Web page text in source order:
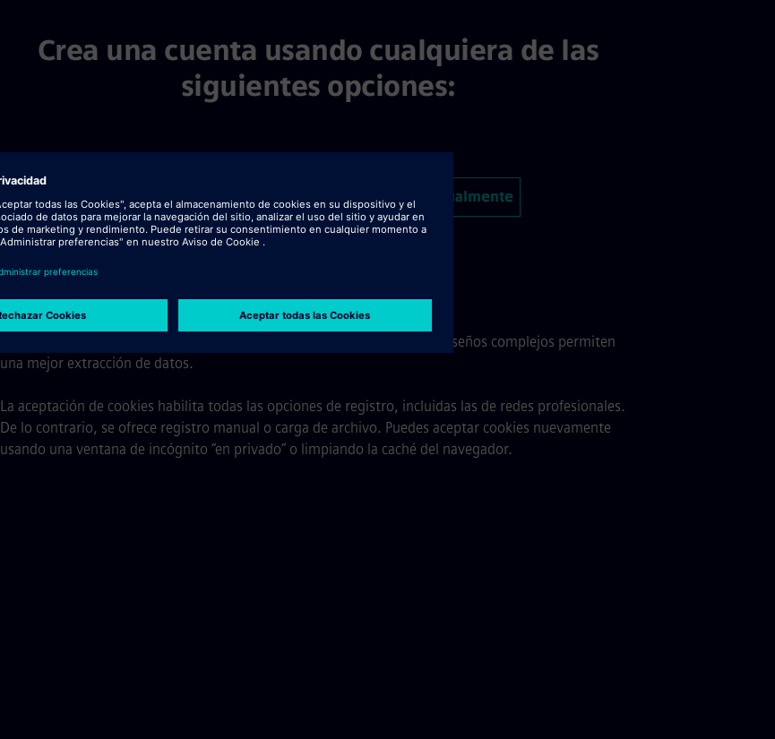
Crea una cuenta usando cualquiera de las
siguientes opciones:
Cargar archivo Completar manualmente
Consejo: Por lo general, los CV o currículums sin imágenes, gráficos ni diseños complejos permiten
una mejor extracción de datos.
La aceptación de cookies habilita todas las opciones de registro, incluidas las de redes profesionales.
De lo contrario, se ofrece registro manual o carga de archivo. Puedes aceptar cookies nuevamente
usando una ventana de incógnito ”en privado” o limpiando la caché del navegador.